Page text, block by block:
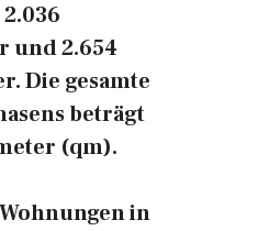
und 2.654
Die gesamte
beträgt
(qm).
in